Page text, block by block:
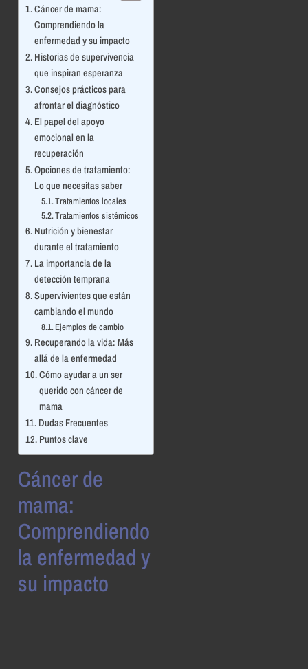
Cáncer de mama:
Comprendiendo la
enfermedad y su impacto
Historias de supervivencia
que inspiran esperanza
Consejos prácticos para
afrontar el diagnóstico
El papel del apoyo
emocional en la
recuperación
Opciones de tratamiento:
Lo que necesitas saber
Tratamientos locales
Tratamientos sistémicos
Nutrición y bienestar
durante el tratamiento
La importancia de la
detección temprana
Supervivientes que están
cambiando el mundo
Ejemplos de cambio
Recuperando la vida: Más
allá de la enfermedad
Cómo ayudar a un ser
querido con cáncer de
mama
Dudas Frecuentes
Puntos clave
Cáncer de
mama:
Comprendiendo
la enfermedad y
su impacto